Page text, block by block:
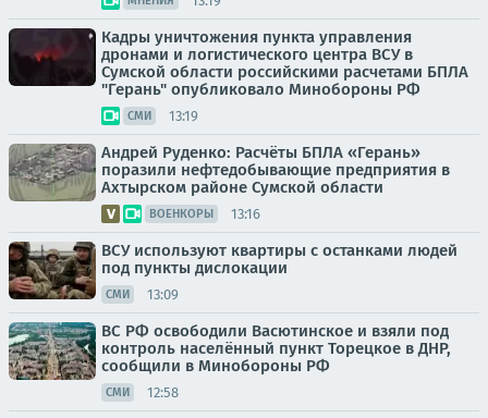
Кадры уничтожения пункта управления
дронами и логистического центра ВСУ в
Сумской области российскими расчетами БПЛА
"Герань" опубликовало Минобороны РФ
СМИ 13:19
Андрей Руденко: Расчёты БПЛА «Герань»
поразили нефтедобывающие предприятия в
Ахтырском районе Сумской области
ВОЕНКОРЫ 13:16
ВСУ используют квартиры с останками людей
под пункты дислокации
СМИ 13:09
ВС РФ освободили Васютинское и взяли под
контроль населённый пункт Торецкое в ДНР,
сообщили в Минобороны РФ
СМИ 12:58